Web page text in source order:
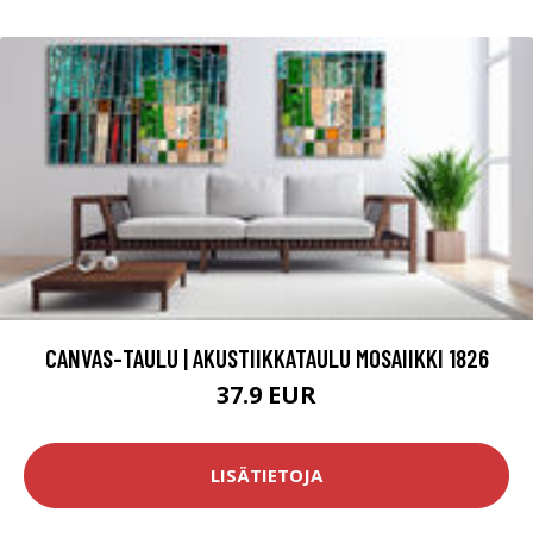
CANVAS-TAULU | AKUSTIIKKATAULU MOSAIIKKI 1826
37.9 EUR
LISÄTIETOJA